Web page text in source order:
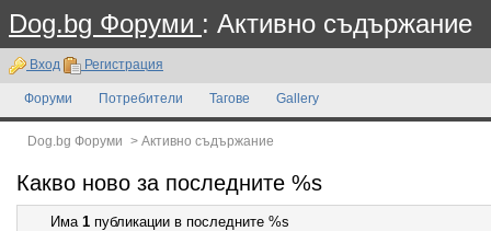
Dog.bg Форуми : Активно съдържание
Вход Регистрация
Форуми Потребители Тагове Gallery
Dog.bg Форуми > Активно съдържание
Какво ново за последните %s
Има 1 публикации в последните %s